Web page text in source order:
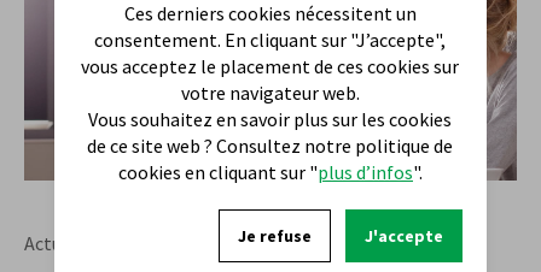
Actualités
Ces derniers cookies nécessitent un
consentement. En cliquant sur "J’accepte",
vous acceptez le placement de ces cookies sur
votre navigateur web.
Vous souhaitez en savoir plus sur les cookies
de ce site web ? Consultez notre politique de
cookies en cliquant sur "plus d’infos".
Je refuse J'accepte